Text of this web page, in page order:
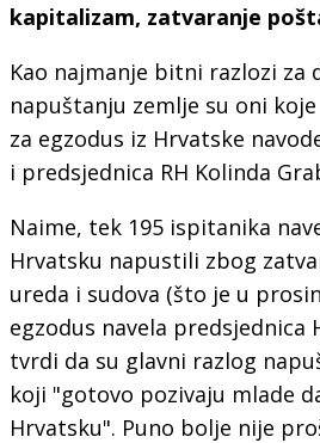
kapitalizam, zatvaranje
Kao najmanje bitni razlozi za
napuštanju zemlje su oni
za egzodus iz Hrvatske
i predsjednica RH Kolinda
Naime, tek 195 ispitanika
Hrvatsku napustili zbog
ureda i sudova (što je u
egzodus navela predsjednica
tvrdi da su glavni razlog
koji "gotovo pozivaju mlade
Hrvatsku". Puno bolje nije